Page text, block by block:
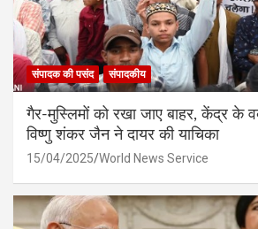
संपादक की पसंद संपादकीय
गैर-मुस्लिमों को रखा जाए बाहर, केंद्र के
विष्णु शंकर जैन ने दायर की याचिका
15/04/2025 World News Service